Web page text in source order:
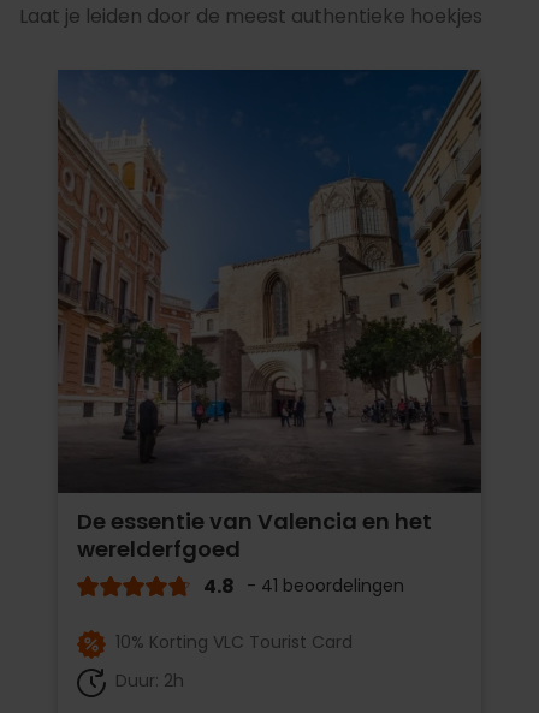
Laat je leiden door de meest authentieke hoekjes
De essentie van Valencia en het
werelderfgoed
4.8 - 41 beoordelingen
10% Korting VLC Tourist Card
Duur: 2h